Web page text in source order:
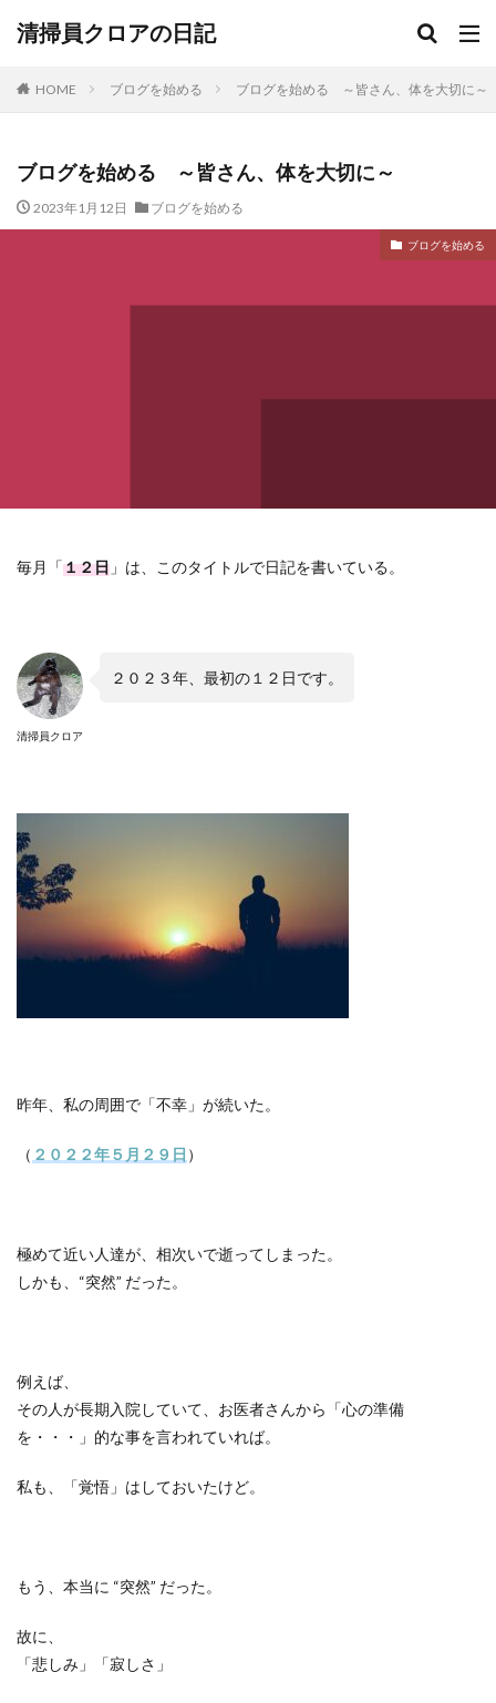
清掃員クロアの日記
HOME ブログを始める ブログを始める ～皆さん、体を大切
ブログを始める ～皆さん、体を大切に～
2023年1月12日 ブログを始める
ブログを始める
毎月「１２日 」は、このタイトルで日記を書いている。
清掃員クロア
２０２３年、最初の１２日です。
昨年、私の周囲で「不幸」が続いた。
（ ２０２２年５月２９日 ）
極めて近い人達が、相次いで逝ってしまった。
しかも、 “突然” だった。
例えば、
その人が長期入院していて、お医者さんから「心の準備
を・・・」的な事を言われていれば。
私も、「覚悟」はしておいたけど。
もう、本当に “突然” だった。
故に、
「悲しみ」「寂しさ」